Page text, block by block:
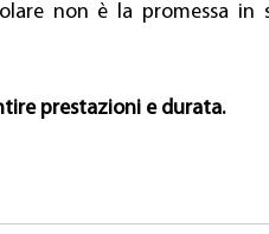
non è la promessa in
prestazioni e durata.